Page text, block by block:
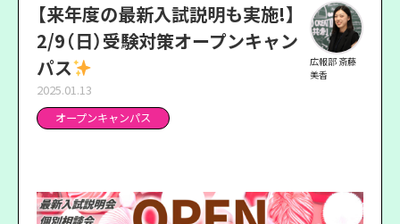
【来年度の最新入試説明も実施!】
2/9（日）受験対策オープンキャン
パス
2025.01.13
オープンキャンパス
広報部 斎藤
美香